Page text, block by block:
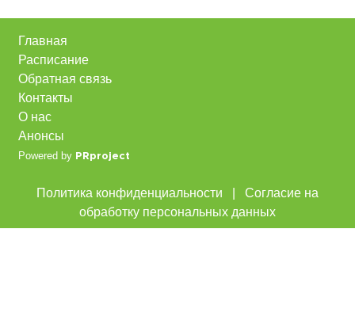
Главная
Расписание
Обратная связь
Контакты
О нас
Анонсы
Powered by PRproject
Политика конфиденциальности
Согласие на
обработку персональных данных